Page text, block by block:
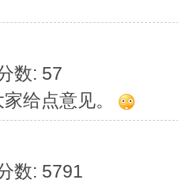
数: 57
给点意见。
数: 5791